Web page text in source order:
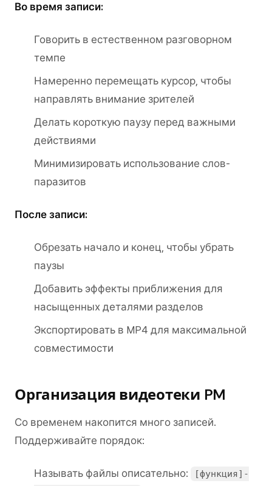
Во время записи:
Говорить в естественном разговорном
темпе
Намеренно перемещать курсор, чтобы
направлять внимание зрителей
Делать короткую паузу перед важными
действиями
Минимизировать использование слов-
паразитов
После записи:
Обрезать начало и конец, чтобы убрать
паузы
Добавить эффекты приближения для
насыщенных деталями разделов
Экспортировать в MP4 для максимальной
совместимости
Организация видеотеки PM
Со временем накопится много записей.
Поддерживайте порядок:
Называть файлы описательно:
[функция]-